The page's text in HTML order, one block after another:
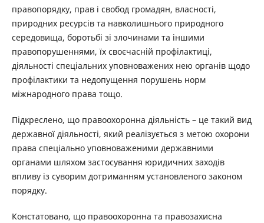
правопорядку, прав і свобод громадян, власності,
природних ресурсів та навколишнього природного
середовища, боротьбі зі злочинами та іншими
правопорушеннями, їх своєчасній профілактиці,
діяльності спеціальних уповноважених нею органів щодо
профілактики та недопущення порушень норм
міжнародного права тощо.
Підкреслено, що правоохоронна діяльність – це такий вид
державної діяльності, який реалізується з метою охорони
права спеціально уповноваженими державними
органами шляхом застосування юридичних заходів
впливу із суворим дотриманням установленого законом
порядку.
Констатовано, що правоохоронна та правозахисна